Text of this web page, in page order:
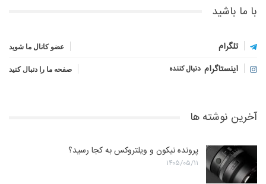
با ما باشید
تلگرام عضو کانال ما شوید
اینستاگرام دنبال کننده صفحه ما را دنبال کنید
آخرین نوشته ها
پرونده نیکون و ویلتروکس به کجا رسید؟
۱۴۰۵/۰۵/۱۱